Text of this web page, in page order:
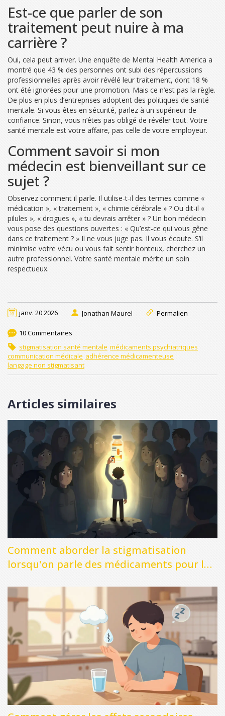
Est-ce que parler de son
traitement peut nuire à ma
carrière ?
Oui, cela peut arriver. Une enquête de Mental Health America a
montré que 43 % des personnes ont subi des répercussions
professionnelles après avoir révélé leur traitement, dont 18 %
ont été ignorées pour une promotion. Mais ce n’est pas la règle.
De plus en plus d’entreprises adoptent des politiques de santé
mentale. Si vous êtes en sécurité, parlez à un supérieur de
confiance. Sinon, vous n’êtes pas obligé de révéler tout. Votre
santé mentale est votre affaire, pas celle de votre employeur.
Comment savoir si mon
médecin est bienveillant sur ce
sujet ?
Observez comment il parle. Il utilise-t-il des termes comme «
médication », « traitement », « chimie cérébrale » ? Ou dit-il «
pilules », « drogues », « tu devrais arrêter » ? Un bon médecin
vous pose des questions ouvertes : « Qu’est-ce qui vous gêne
dans ce traitement ? » Il ne vous juge pas. Il vous écoute. S’il
minimise votre vécu ou vous fait sentir honteux, cherchez un
autre professionnel. Votre santé mentale mérite un soin
respectueux.
janv. 20 2026 Jonathan Maurel Permalien
10 Commentaires
stigmatisation santé mentale médicaments psychiatriques
communication médicale adhérence médicamenteuse
langage non stigmatisant
Articles similaires
Comment aborder la stigmatisation
lorsqu'on parle des médicaments pour la